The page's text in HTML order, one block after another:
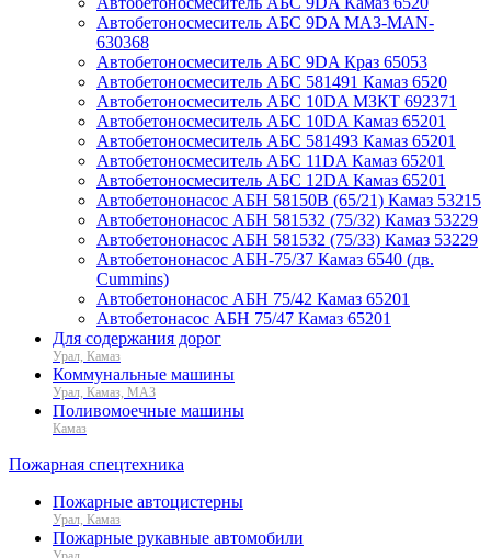
Автобетоносмеситель АБС 9DA МАЗ-MAN-
630368
Автобетоносмеситель АБС 9DA Краз 65053
Автобетоносмеситель АБС 581491 Камаз 6520
Автобетоносмеситель АБС 10DA МЗКТ 692371
Автобетоносмеситель АБС 10DA Камаз 65201
Автобетоносмеситель АБС 581493 Камаз 65201
Автобетоносмеситель АБС 11DA Камаз 65201
Автобетоносмеситель АБС 12DA Камаз 65201
Автобетононасос АБН 58150В (65/21) Камаз 53215
Автобетононасос АБН 581532 (75/32) Камаз 53229
Автобетононасос АБН 581532 (75/33) Камаз 53229
Автобетононасос АБН-75/37 Камаз 6540 (дв.
Cummins)
Автобетононасос АБН 75/42 Камаз 65201
Автобетонасос АБН 75/47 Камаз 65201
Для содержания дорог
Урал, Камаз
Коммунальные машины
Урал, Камаз, МАЗ
Поливомоечные машины
Камаз
Пожарная спецтехника
Пожарные автоцистерны
Урал, Камаз
Пожарные рукавные автомобили